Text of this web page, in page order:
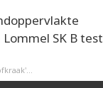
Lommel SK B